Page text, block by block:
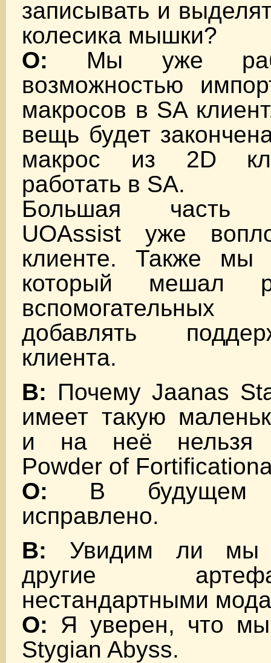
записывать и
колесика мышки?
О: Мы уже
возможностью
макросов в SA
вещь будет
макрос из 2D
работать в SA.
Большая часть
UOAssist уже
клиенте. Также мы
который мешал
добавлять
клиента.
В: Почему Jaanas
имеет такую
и на неё нельзя
Powder of
О: В будущем
исправлено.
В: Увидим ли мы
другие
нестандартными
О: Я уверен, что
Stygian Abyss.